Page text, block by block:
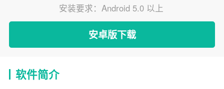
安装要求：Android 5.0 以上
安卓版下载
软件简介